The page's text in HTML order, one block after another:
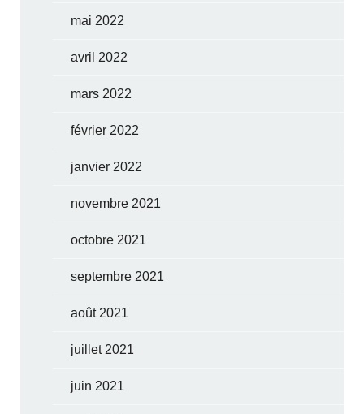
mai 2022
avril 2022
mars 2022
février 2022
janvier 2022
novembre 2021
octobre 2021
septembre 2021
août 2021
juillet 2021
juin 2021